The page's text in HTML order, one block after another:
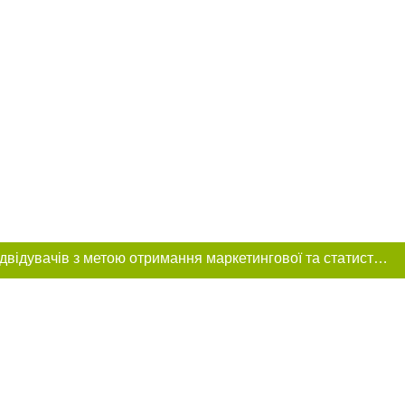
Цей сайт використовує «cookies». Також веб-сайт використовує інтернет-сервіс для збору технічних даних стосовно відвідувачів з метою отримання маркетингової та статистичної інформації. Умови обробки даних відвідувачів сайту див.